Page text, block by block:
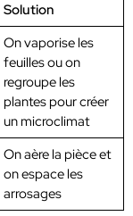
Solution
On vaporise les
feuilles ou on
regroupe les
plantes pour créer
un microclimat
On aère la pièce et
on espace les
arrosages